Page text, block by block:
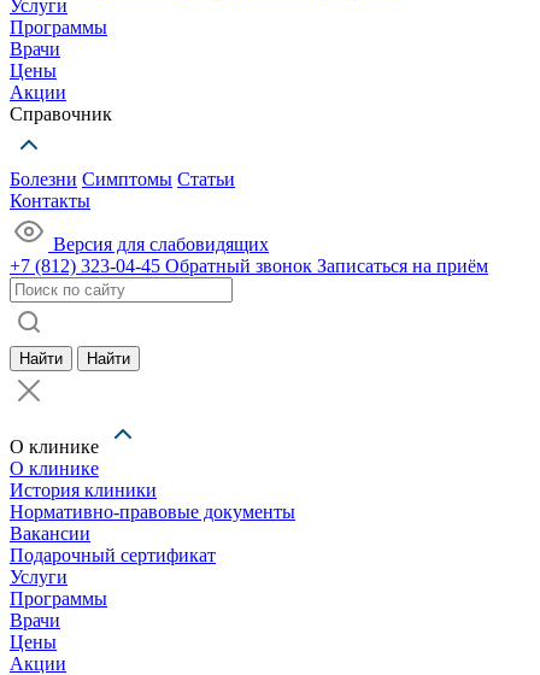
Услуги
Программы
Врачи
Цены
Акции
Справочник
Болезни Симптомы Статьи
Контакты
Версия для слабовидящих
+7 (812) 323-04-45 Обратный звонок Записаться на приём
Найти Найти
О клинике
О клинике
История клиники
Нормативно-правовые документы
Вакансии
Подарочный сертификат
Услуги
Программы
Врачи
Цены
Акции